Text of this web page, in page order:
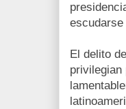
El delito
privilegian